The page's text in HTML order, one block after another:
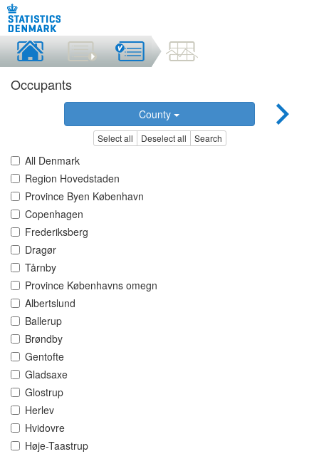
Occupants
County
Select all Deselect all Search
All Denmark
Region Hovedstaden
Province Byen København
Copenhagen
Frederiksberg
Dragør
Tårnby
Province Københavns omegn
Albertslund
Ballerup
Brøndby
Gentofte
Gladsaxe
Glostrup
Herlev
Hvidovre
Høje-Taastrup